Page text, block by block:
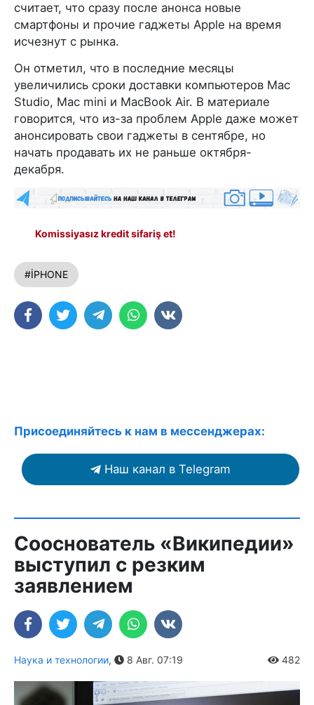
считает, что сразу после анонса новые
смартфоны и прочие гаджеты Apple на время
исчезнут с рынка.
Он отметил, что в последние месяцы
увеличились сроки доставки компьютеров Mac
Studio, Mac mini и MacBook Air. В материале
говорится, что из-за проблем Apple даже может
анонсировать свои гаджеты в сентябре, но
начать продавать их не раньше октября-
декабря.
Komissiyasız kredit sifariş et!
#İPHONE
Присоединяйтесь к нам в мессенджерах:
Наш канал в Telegram
Сооснователь «Википедии»
выступил с резким
заявлением
Наука и технологии, 8 Авг. 07:19 482